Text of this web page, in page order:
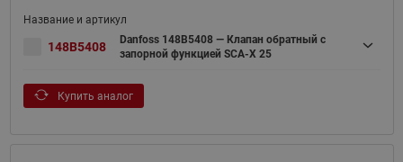
148B5408
Danfoss 148B5408 — Клапан обратный с
запорной функцией SCA-X 25
Купить аналог